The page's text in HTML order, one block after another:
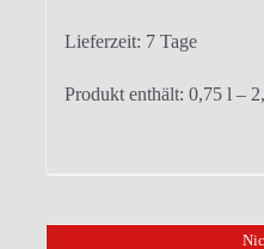
Lieferzeit: 7 Tage
Produkt enthält: 0,75 l –